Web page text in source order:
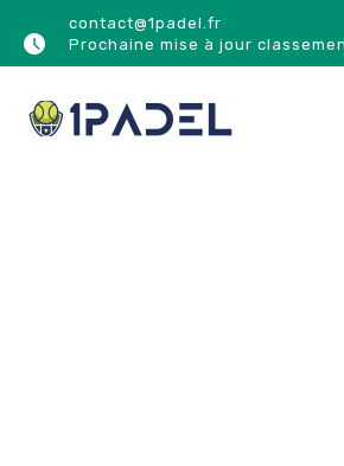
contact@1padel.fr
Prochaine mise à jour